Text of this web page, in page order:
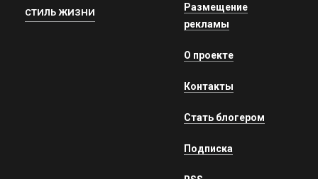
СТИЛЬ ЖИЗНИ
Размещение
рекламы
О проекте
Контакты
Стать блогером
Подписка